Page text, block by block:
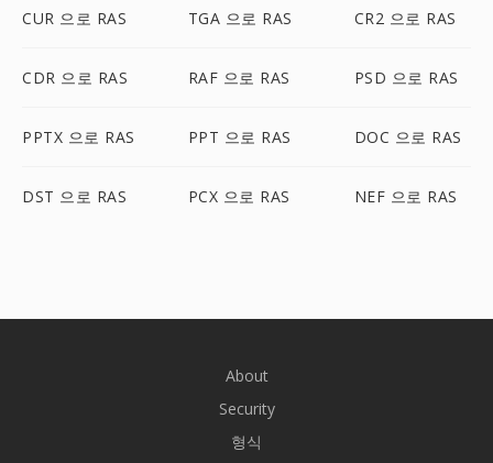
CUR 으로 RAS TGA 으로 RAS CR2 으로 RAS
CDR 으로 RAS RAF 으로 RAS PSD 으로 RAS
PPTX 으로 RAS PPT 으로 RAS DOC 으로 RAS
DST 으로 RAS PCX 으로 RAS NEF 으로 RAS
About
Security
형식